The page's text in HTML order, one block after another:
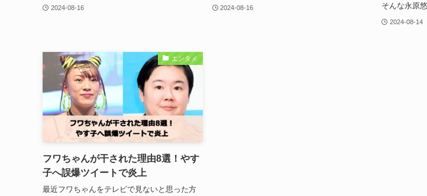
2024-08-16 2024-08-16
そんな永原
2024-08-14
エンタメ
フワちゃんが干された理由8選！やす
子へ誤爆ツイートで炎上
最近フワちゃんをテレビで見ないと思った方